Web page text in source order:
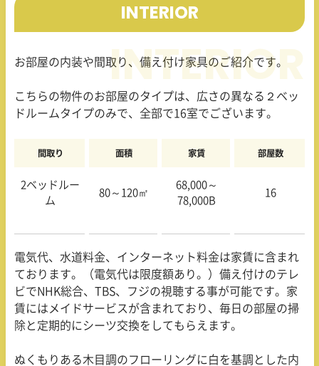
INTERIOR
お部屋の内装や間取り、備え付け家具のご紹介です。
こちらの物件のお部屋のタイプは、広さの異なる２ベッ
ドルームタイプのみで、全部で16室でございます。
間取り 面積 家賃 部屋数
2ベッドルー
ム
80～ 120㎡
68,000～
78,000B
16
電気代、水道料金、インターネット料金は家賃に含まれ
ております。（電気代は限度額あり。）備え付けのテレ
ビでNHK総合、 TBS、フジの視聴する事が可能です。家
賃にはメイドサービスが含まれており、毎日の部屋の掃
除と定期的にシーツ交換をしてもらえます。
ぬくもりある木目調のフローリングに白を基調とした内